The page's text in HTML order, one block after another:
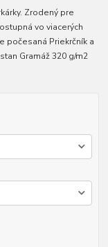
Zrodený pre
vo viacerých
počesaná Priekrčník a
Gramáž 320 g/m2